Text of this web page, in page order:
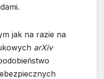
jak na razie na
arXiv